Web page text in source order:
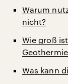
Warum
nicht?
Wie groß
Was kann